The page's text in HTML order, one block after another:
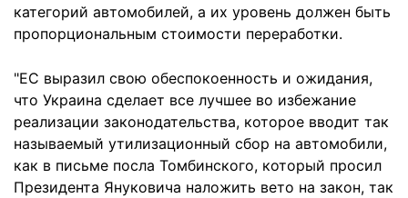
категорий автомобилей, а их уровень должен быть
пропорциональным стоимости переработки.
"ЕС выразил свою обеспокоенность и ожидания,
что Украина сделает все лучшее во избежание
реализации законодательства, которое вводит так
называемый утилизационный сбор на автомобили,
как в письме посла Томбинского, который просил
Президента Януковича наложить вето на закон, так